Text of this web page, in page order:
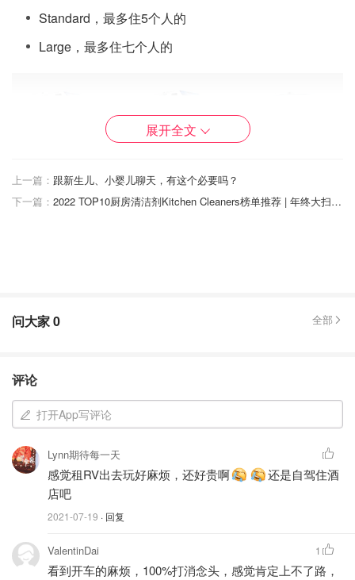
Standard，最多住5个人的
Large，最多住七个人的
图片为cruiseamerica.com网站截图
房车里的能源
了，需要添加，可以搜索propane refill，寻找专门卖丙
外接电源。微波炉，空调，110v电源插座，一定需要
车载发电机或者是外接电源才能运作。车内的所有灯都
可以通过备用电源运作。
水：来源分为车载水箱（water tank）、外接水源。
展开全文
上一篇： 跟新生儿、小婴儿聊天，有这个必要吗？
下一篇：
2022 TOP10厨房清洁剂Kitchen Cleaners榜单推荐 | 年终大扫除【厨房清洁好物】赶走霉菌重污，后悔没早点买！
问大家0 全部
评论
打开App写评论
Lynn期待每一天
感觉租RV出去玩好麻烦，还好贵啊
还是自驾住酒
店吧
2021-07-19 · 回复
ValentinDai
看到开车的麻烦，100%打消念头，感觉肯定上不了路，
1